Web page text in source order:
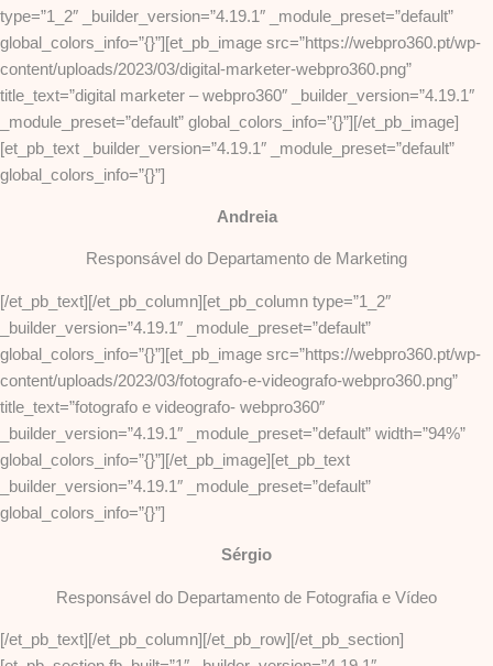
type=”1_2″ _builder_version=”4.19.1″ _module_preset=”default”
global_colors_info=”{}”][et_pb_image src=”https://webpro360.pt/wp-
content/uploads/2023/03/digital-marketer-webpro360.png”
title_text=”digital marketer – webpro360″ _builder_version=”4.19.1″
_module_preset=”default” global_colors_info=”{}”][/et_pb_image]
[et_pb_text _builder_version=”4.19.1″ _module_preset=”default”
global_colors_info=”{}”]
Andreia
Responsável do Departamento de Marketing
[/et_pb_text][/et_pb_column][et_pb_column type=”1_2″
_builder_version=”4.19.1″ _module_preset=”default”
global_colors_info=”{}”][et_pb_image src=”https://webpro360.pt/wp-
content/uploads/2023/03/fotografo-e-videografo-webpro360.png”
title_text=”fotografo e videografo- webpro360″
_builder_version=”4.19.1″ _module_preset=”default” width=”94%”
global_colors_info=”{}”][/et_pb_image][et_pb_text
_builder_version=”4.19.1″ _module_preset=”default”
global_colors_info=”{}”]
Sérgio
Responsável do Departamento de Fotografia e Vídeo
[/et_pb_text][/et_pb_column][/et_pb_row][/et_pb_section]